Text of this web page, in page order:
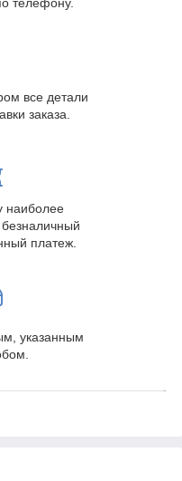
все детали
заказа.
наиболее
платеж.
указанным